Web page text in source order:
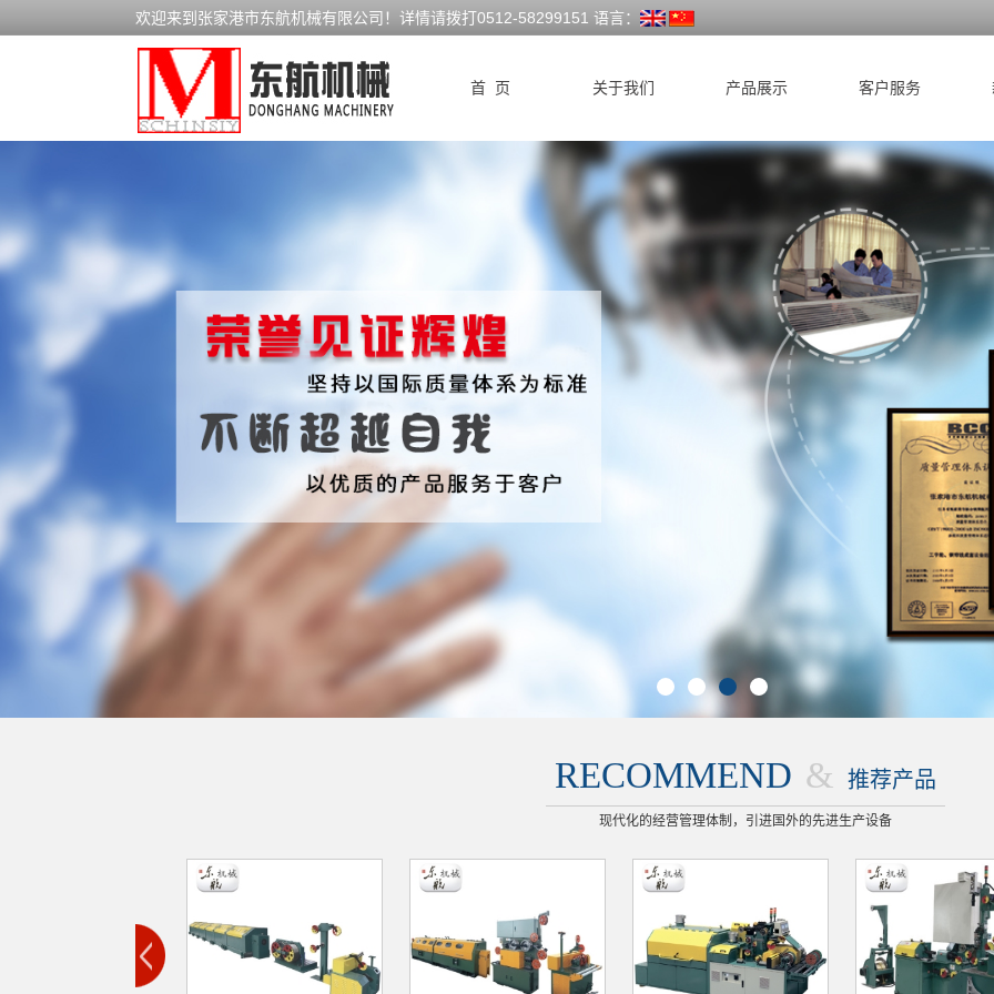
欢迎来到张家港市东航机械有限公司！详情请拨打0512-58299151 语言：
首 页 关于我们
公司简介
联系我们
产品展示
深圳前道设备
深圳合股成绳
设
深圳辅助设备
深圳工字轮系
客户服务
3 4
RECOMMEND & 推荐产品
现代化的经营管理体制，引进国外的先进生产设备